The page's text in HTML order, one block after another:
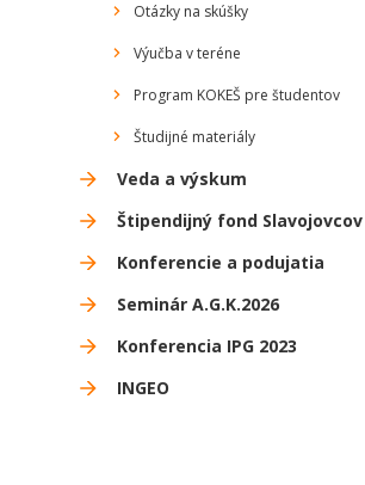
Otázky na skúšky
Výučba v teréne
Program KOKEŠ pre študentov
Študijné materiály
Veda a výskum
Štipendijný fond Slavojovcov
Konferencie a podujatia
Seminár A.G.K.2026
Konferencia IPG 2023
INGEO